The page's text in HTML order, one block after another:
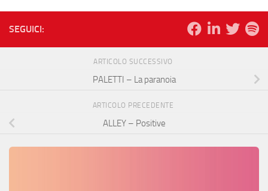
SEGUICI:
ARTICOLO SUCCESSIVO
PALETTI – La paranoia
ARTICOLO PRECEDENTE
ALLEY – Positive